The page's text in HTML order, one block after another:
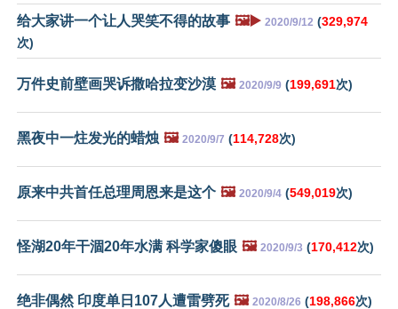
给大家讲一个让人哭笑不得的故事 🖼️▶️ 2020/9/12 (329,974
次)
万件史前壁画哭诉撒哈拉变沙漠 🖼️ 2020/9/9 (199,691次)
黑夜中一炷发光的蜡烛 🖼️ 2020/9/7 (114,728次)
原来中共首任总理周恩来是这个 🖼️ 2020/9/4 (549,019次)
怪湖20年干涸20年水满 科学家傻眼 🖼️ 2020/9/3 (170,412次)
绝非偶然 印度单日107人遭雷劈死 🖼️ 2020/8/26 (198,866次)